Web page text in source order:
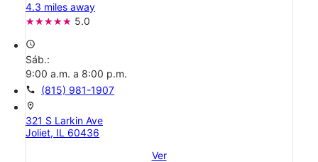
4.3 miles away
5.0
access_time
Sáb.:
9:00 a.m. a 8:00 p.m.
call (815) 981-1907
location_on
321 S Larkin Ave
Joliet, IL 60436
Ver